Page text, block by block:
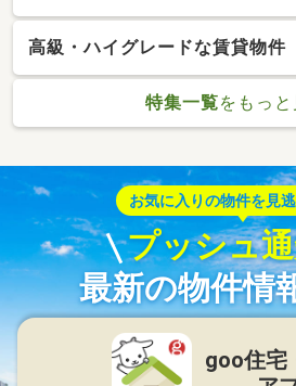
高級・ハイグレードな賃貸物件
特集一覧をもっと
お気に入りの物件を見
プッシュ
最新の物件情
goo住宅